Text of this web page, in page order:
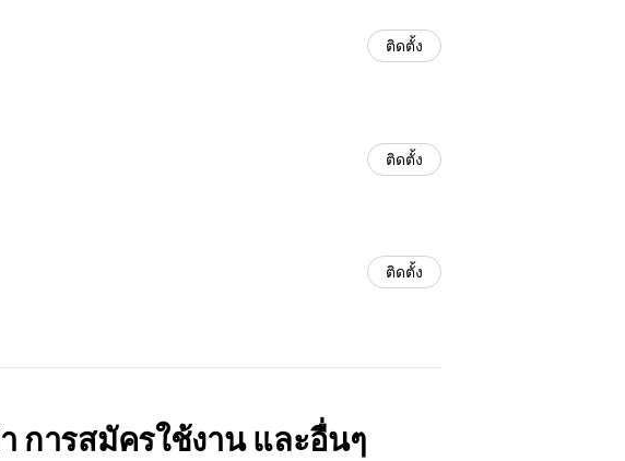
ติดตั้ง
ติดตั้ง
ติดตั้ง
การสมัครใช้งาน และอื่นๆ